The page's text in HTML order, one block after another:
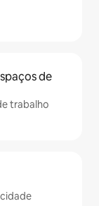
de
trabalho